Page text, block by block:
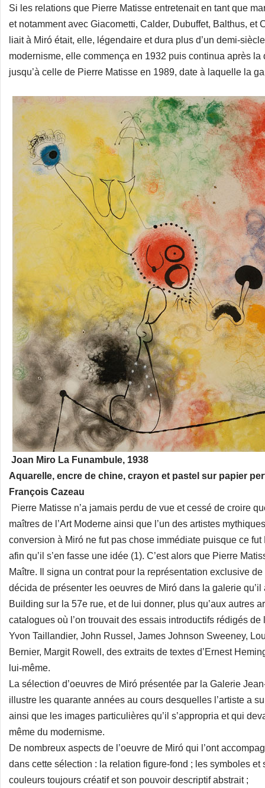
Si les relations que Pierre Matisse entretenait en tant que
et notamment avec Giacometti, Calder, Dubuffet, Balthus,
liait à Miró était, elle, légendaire et dura plus d’un demi-
modernisme, elle commença en 1932 puis continua après
jusqu’à celle de Pierre Matisse en 1989, date à laquelle la
Joan Miro La Funambule, 1938
Aquarelle, encre de chine, crayon et pastel sur papier
François Cazeau
Pierre Matisse n’a jamais perdu de vue et cessé de croire
maîtres de l’Art Moderne ainsi que l’un des artistes
conversion à Miró ne fut pas chose immédiate puisque ce
afin qu’il s’en fasse une idée (1). C’est alors que Pierre
Maître. Il signa un contrat pour la représentation exclusive
décida de présenter les oeuvres de Miró dans la galerie
Building sur la 57e rue, et de lui donner, plus qu’aux autres
catalogues où l’on trouvait des essais introductifs rédigés
Yvon Taillandier, John Russel, James Johnson Sweeney,
Bernier, Margit Rowell, des extraits de textes d’Ernest
lui-même.
La sélection d’oeuvres de Miró présentée par la Galerie
illustre les quarante années au cours desquelles l’artiste a
ainsi que les images particulières qu’il s’appropria et qui
même du modernisme.
De nombreux aspects de l’oeuvre de Miró qui l’ont
dans cette sélection : la relation figure-fond ; les symboles
couleurs toujours créatif et son pouvoir descriptif abstrait ;